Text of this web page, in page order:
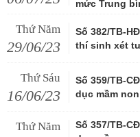
mức Trung
Thứ Năm
29/06/23
Số 382/TB-
thí sinh xét
Thứ Sáu
16/06/23
Số 359/TB-
dục mầm non
Thứ Năm
Số 357/TB-